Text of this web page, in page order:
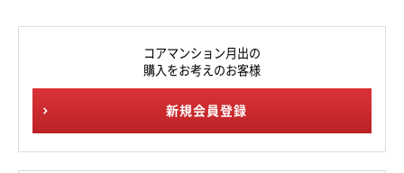
コアマンション月出の
購入をお考えのお客様
新規会員登録